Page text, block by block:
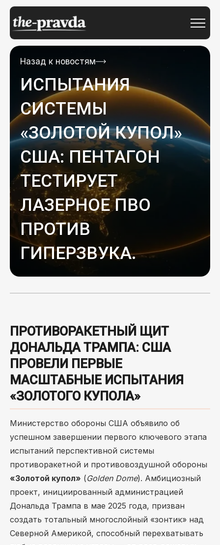
Назад к новостям
ИСПЫТАНИЯ
СИСТЕМЫ
«ЗОЛОТОЙ КУПОЛ»
США: ПЕНТАГОН
ТЕСТИРУЕТ
ЛАЗЕРНОЕ ПВО
ПРОТИВ
ГИПЕРЗВУКА.
ПРОТИВОРАКЕТНЫЙ ЩИТ
ДОНАЛЬДА ТРАМПА: США
ПРОВЕЛИ ПЕРВЫЕ
МАСШТАБНЫЕ ИСПЫТАНИЯ
«ЗОЛОТОГО КУПОЛА»
Министерство обороны США объявило об
успешном завершении первого ключевого этапа
испытаний перспективной системы
противоракетной и противовоздушной обороны
«Золотой купол» (Golden Dome). Амбициозный
проект, инициированный администрацией
Дональда Трампа в мае 2025 года, призван
создать тотальный многослойный «зонтик» над
Северной Америкой, способный перехватывать